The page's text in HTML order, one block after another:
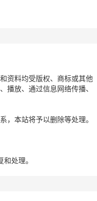
资料均受版权、商标或其他
播放、通过信息网络传播、
，本站将予以删除等处理。
处理。